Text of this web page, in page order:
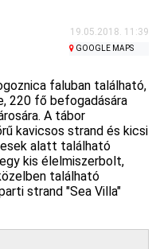
19.05.2018. 11:39
GOOGLE MAPS
faluban található,
220 fő befogadására
A tábor
kavicsos strand és kicsi
alatt található
kis élelmiszerbolt,
található
strand "Sea Villa"